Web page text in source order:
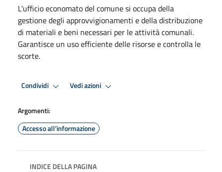
L'ufficio economato del comune si occupa della
gestione degli approvvigionamenti e della distribuzione
di materiali e beni necessari per le attività comunali.
Garantisce un uso efficiente delle risorse e controlla le
scorte.
Condividi Vedi azioni
Argomenti:
Accesso all'informazione
INDICE DELLA PAGINA